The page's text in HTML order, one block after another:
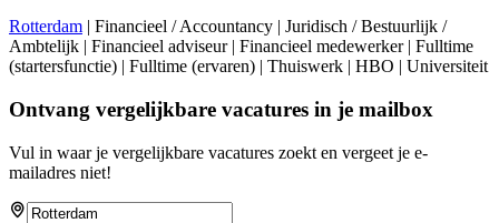
Rotterdam | Financieel / Accountancy | Juridisch / Bestuurlijk /
Ambtelijk | Financieel adviseur | Financieel medewerker | Fulltime
(startersfunctie) | Fulltime (ervaren) | Thuiswerk | HBO | Universiteit
Ontvang vergelijkbare vacatures in je mailbox
Vul in waar je vergelijkbare vacatures zoekt en vergeet je e-
mailadres niet!